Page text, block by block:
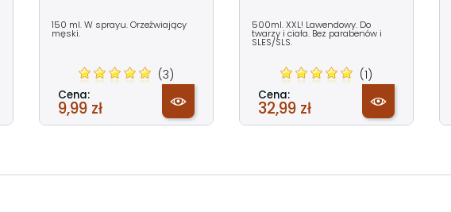
150 ml. W sprayu. Orzeźwiający
męski.
(3)
Cena:
9,99 zł
500ml. XXL! Lawendowy. Do
twarzy i ciała. Bez parabenów i
SLES/SLS.
(1)
Cena:
32,99 zł